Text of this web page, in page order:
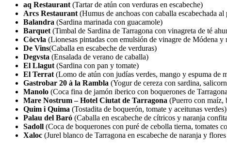
aq Restaurant (Tartar de atún con verduras en escabeche)
Arcs Restaurant (Humus de anchoas con caballa escabechada
Balandra (Sardina marinada con guacamole)
Barquet (Timbal de Sardina de Tarragona con vinagreta de té
Còcvla (Lionesas pintadas con emulsión de vinagre de Módena y
De Vins(Caballa en escabeche de verduras)
Degvsta (Ensalada de verano de caballa)
El Llagut (Sardina con pan y tomate)
El Terrat (Lomo de atún con judías verdes, mango y espuma de
Gastrobar 20 à la Rambla (Yogur de cereza con sardina,
Manolo (Coca fina de jamón iberico con boquerones de
Mare Nostrum – Hotel Ciutat de Tarragona (Puerro con maíz,
Quim i Quima (Tostadita de boquerón, tomate y aceitunas verdes)
Palau del Baró (Caballa en escabeche de cítricos y naranja
Sadoll (Coca de boquerones con puré de cebolla tierna, tomates
Xaloc (Jurel blanco de Tarragona en escabeche de naranja y